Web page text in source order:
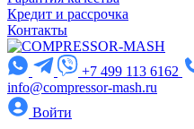
Кредит и рассрочка
Контакты
+7 499 113 6162
info@compressor-mash.ru
Войти